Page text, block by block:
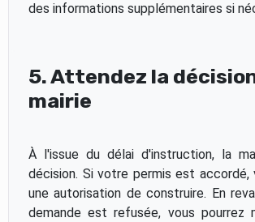
des informations supplémentaires si
5. Attendez la
mairie
À l'issue du délai d'instruction, la
décision. Si votre permis est accordé,
une autorisation de construire. En
demande est refusée, vous pourrez